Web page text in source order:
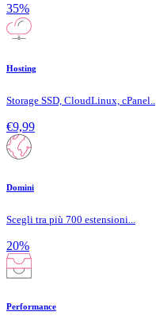
35%
Hosting
Storage SSD, CloudLinux, cPanel..
€9,99
Domini
Scegli tra più 700 estensioni...
20%
Performance